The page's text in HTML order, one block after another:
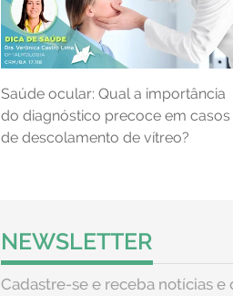
Saúde ocular: Qual a importância
do diagnóstico precoce em casos
de descolamento de vítreo?
NEWSLETTER
Cadastre-se e receba notícias e